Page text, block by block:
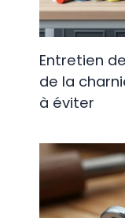
Entretien
de la
à éviter